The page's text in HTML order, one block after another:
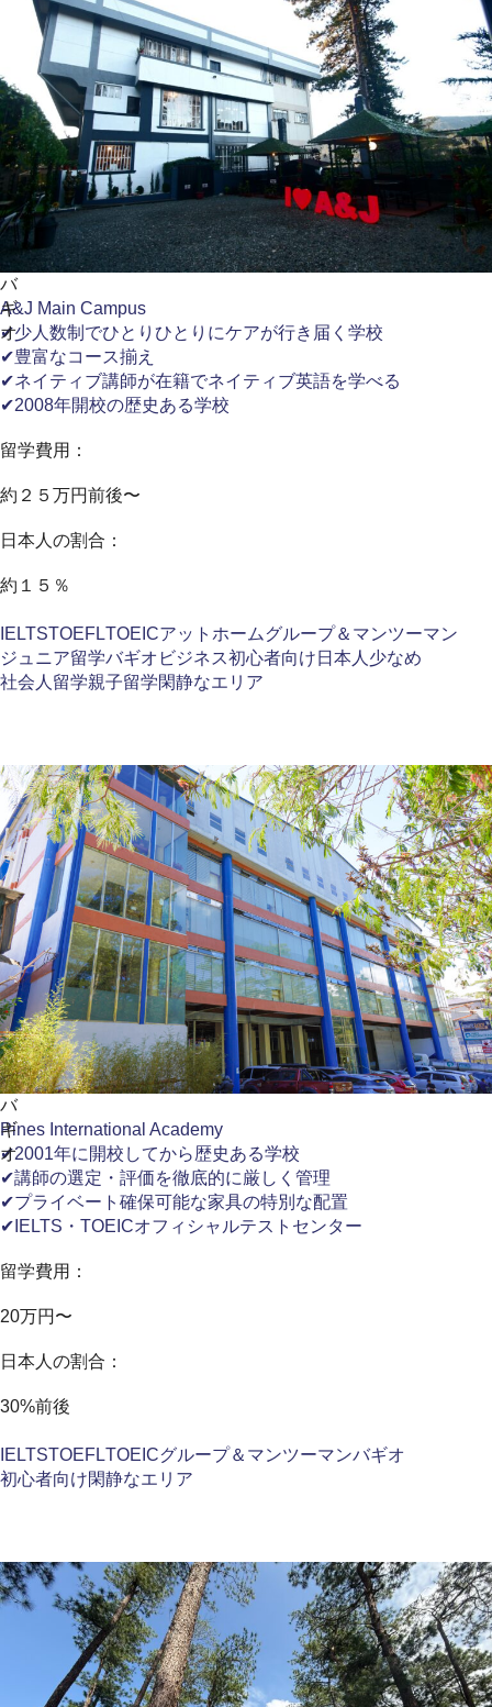
バ
ギ
オ
A&J Main Campus
✔少人数制でひとりひとりにケアが行き届く学校
✔豊富なコース揃え
✔ネイティブ講師が在籍でネイティブ英語を学べる
✔2008年開校の歴史ある学校
留学費用：
約２５万円前後〜
日本人の割合：
約１５％
IELTSTOEFLTOEICアットホームグループ＆マンツーマン
ジュニア留学バギオ ビジネス初心者向け 日本人少なめ
社会人留学親子留学閑静なエリア
バ
ギ
オ
Pines International Academy
✔2001年に開校してから歴史ある学校
✔講師の選定・評価を徹底的に厳しく管理
✔プライベート確保可能な家具の特別な配置
✔IELTS・TOEICオフィシャルテストセンター
留学費用：
20万円〜
日本人の割合：
30%前後
IELTSTOEFLTOEICグループ＆マンツーマンバギオ
初心者向け閑静なエリア